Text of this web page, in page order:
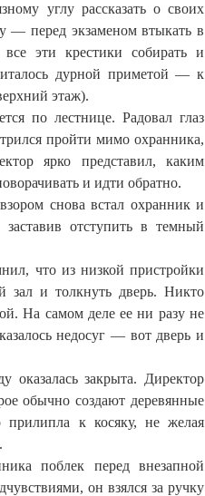
углу рассказать о своих
— перед экзаменом втыкать в
эти крестики собирать и
дурной приметой — к
этаж).
по лестнице. Радовал глаз
пройти мимо охранника,
ярко представил, каким
и идти обратно.
снова встал охранник и
отступить в темный
что из низкой пристройки
зал и толкнуть дверь. Никто
На самом деле ее ни разу не
недосуг — вот дверь и
оказалась закрыта. Директор
обычно создают деревянные
прилипла к косяку, не желая
поблек перед внезапной
он взялся за ручку